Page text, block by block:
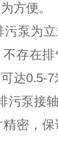
方便。
为立
存在
达0.5-7
泵接轴
密，